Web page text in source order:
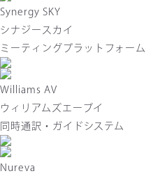
Synergy SKY
シナジースカイ
ミーティングプラットフォーム
Williams AV
ウィリアムズエーブイ
同時通訳・ガイドシステム
Nureva